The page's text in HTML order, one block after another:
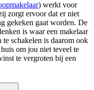
) werkt voor
zorgt ervoor dat er niet
gekeken gaat worden. De
is waar een makelaar
schakelen is daarom ook
om jou niet teveel te
te vergroten bij een